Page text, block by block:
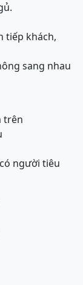
tiếp khách,
sang nhau
trên
người tiêu